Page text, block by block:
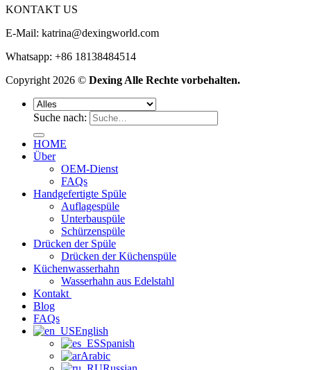
KONTAKT US
E-Mail: katrina@dexingworld.com
Whatsapp: +86 18138484514
Copyright 2026 © Dexing Alle Rechte vorbehalten.
Suche nach:
HOME
Über
OEM-Dienst
FAQs
Handgefertigte Spüle
Auflagespüle
Unterbauspüle
Schürzenspüle
Drücken der Spüle
Drücken der Küchenspüle
Küchenwasserhahn
Wasserhahn aus Edelstahl
Kontakt
Blog
FAQs
English
Spanish
Arabic